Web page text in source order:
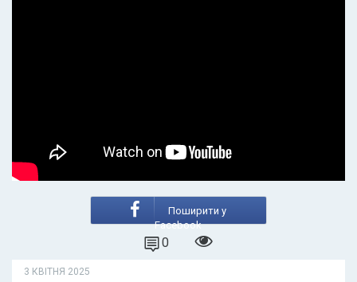
Поширити у
Facebook
0
3 КВІТНЯ 2025